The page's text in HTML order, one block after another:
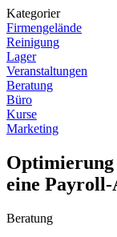
Kategorier
Firmengelände
Reinigung
Lager
Veranstaltungen
Beratung
Büro
Kurse
Marketing
eine
Beratung